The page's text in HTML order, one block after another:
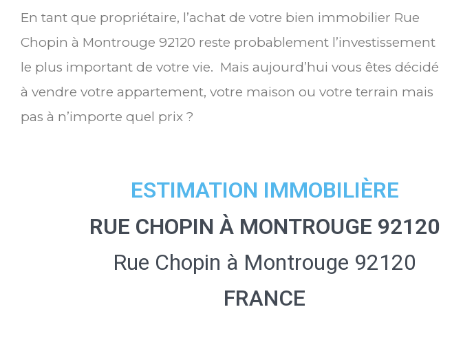
En tant que propriétaire, l’achat de votre bien immobilier Rue
Chopin à Montrouge 92120 reste probablement l’investissement
le plus important de votre vie. Mais aujourd’hui vous êtes décidé
à vendre votre appartement, votre maison ou votre terrain mais
pas à n’importe quel prix ?
ESTIMATION IMMOBILIÈRE
RUE CHOPIN À MONTROUGE 92120
Rue Chopin à Montrouge 92120
FRANCE